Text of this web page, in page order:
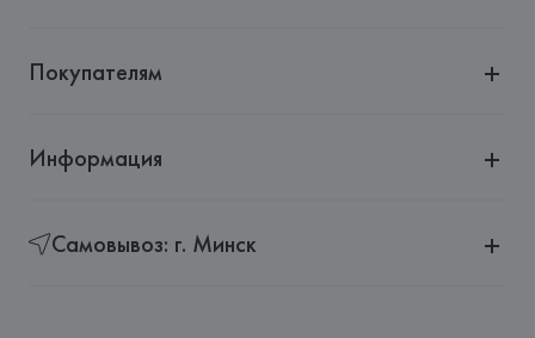
Покупателям
Информация
Самовывоз: г. Минск